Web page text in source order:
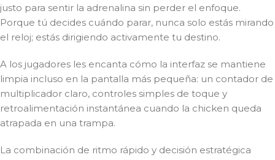
justo para sentir la adrenalina sin perder el enfoque.
Porque tú decides cuándo parar, nunca solo estás mirando
el reloj; estás dirigiendo activamente tu destino.
A los jugadores les encanta cómo la interfaz se mantiene
limpia incluso en la pantalla más pequeña: un contador de
multiplicador claro, controles simples de toque y
retroalimentación instantánea cuando la chicken queda
atrapada en una trampa.
La combinación de ritmo rápido y decisión estratégica